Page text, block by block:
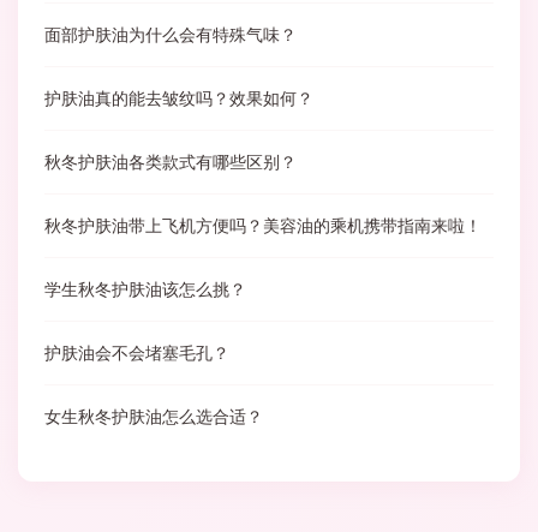
面部护肤油为什么会有特殊气味？
护肤油真的能去皱纹吗？效果如何？
秋冬护肤油各类款式有哪些区别？
秋冬护肤油带上飞机方便吗？美容油的乘机携带指南来啦！
学生秋冬护肤油该怎么挑？
护肤油会不会堵塞毛孔？
女生秋冬护肤油怎么选合适？